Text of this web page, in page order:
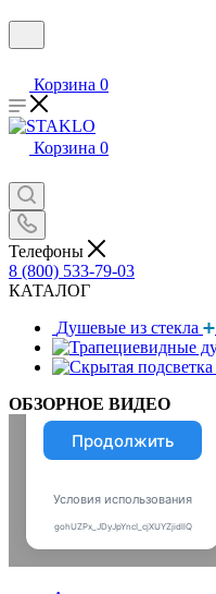
Корзина 0
Корзина 0
Телефоны
8 (800) 533-79-03
КАТАЛОГ
Душевые из стекла
ОБЗОРНОЕ ВИДЕО